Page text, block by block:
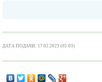
ДАТА ПОДАЧИ: 17.02.2023 (05:03)